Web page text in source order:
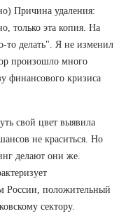
Причина удаления:
только эта копия. На
то делать". Я не изменил
произошло много
финансового кризиса
свой цвет выявила
не краситься. Но
делают они же.
России, положительный
сектору.